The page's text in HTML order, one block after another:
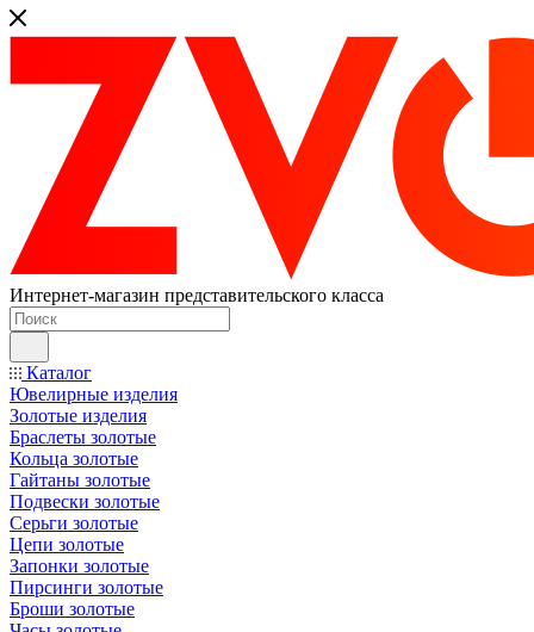
Интернет-магазин представительского класса
Каталог
Ювелирные изделия
Золотые изделия
Браслеты золотые
Кольца золотые
Гайтаны золотые
Подвески золотые
Серьги золотые
Цепи золотые
Запонки золотые
Пирсинги золотые
Броши золотые